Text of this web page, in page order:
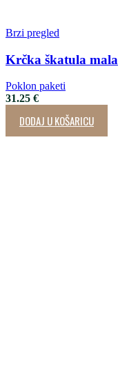
Brzi pregled
Krčka škatula mala
Poklon paketi
31.25 €
DODAJ U KOŠARICU